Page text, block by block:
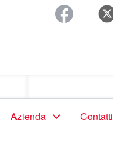
Azienda Contatti